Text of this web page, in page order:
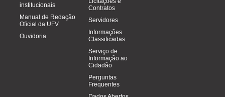
institucionais
Manual de Redação
Oficial da UFV
Ouvidoria
Contratos
Servidores
Informações
Classificadas
Serviço de
Informação ao
Cidadão
Perguntas
Frequentes